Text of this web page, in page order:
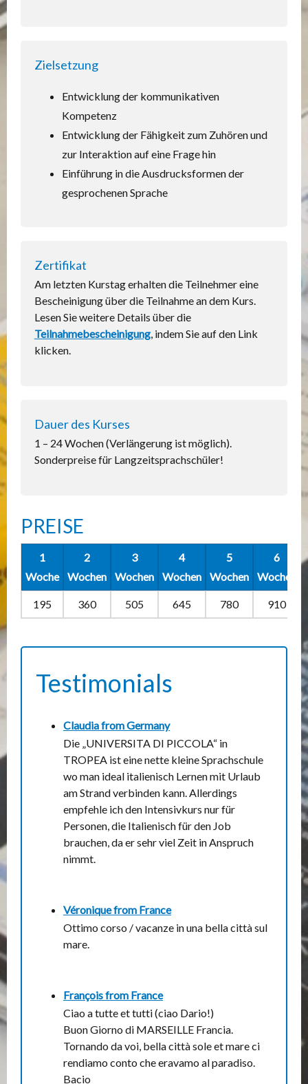
Zielsetzung
Entwicklung der kommunikativen
Kompetenz
Entwicklung der Fähigkeit zum Zuhören und
zur Interaktion auf eine Frage hin
Einführung in die Ausdrucksformen der
gesprochenen Sprache
Zertifikat
Am letzten Kurstag erhalten die Teilnehmer eine
Bescheinigung über die Teilnahme an dem Kurs.
Lesen Sie weitere Details über die
Teilnahmebescheinigung, indem Sie auf den Link
klicken.
Dauer des Kurses
1 – 24 Wochen (Verlängerung ist möglich).
Sonderpreise für Langzeitsprachschüler!
PREISE
1
Woche
2
Wochen
3
Wochen
4
Wochen
5
Wochen
6
Wochen
195 360 505 645 780 910
Testimonials
Claudia fromGermany
Die „UNIVERSITA DI PICCOLA“ in
TROPEA ist eine nette kleine Sprachschule
wo man ideal italienisch Lernen mit Urlaub
am Strand verbinden kann. Allerdings
empfehle ich den Intensivkurs nur für
Personen, die Italienisch für den Job
brauchen, da er sehr viel Zeit in Anspruch
nimmt.
Véronique from France
Ottimo corso / vacanze in una bella città sul
mare.
François from France
Ciao a tutte et tutti (ciao Dario!)
Buon Giorno di MARSEILLE Francia.
Tornando da voi, bella città sole et mare ci
rendiamo conto che eravamo al paradiso.
Bacio